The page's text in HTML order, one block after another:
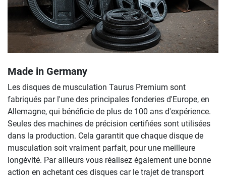
Made in Germany
Les disques de musculation Taurus Premium sont
fabriqués par l'une des principales fonderies d'Europe, en
Allemagne, qui bénéficie de plus de 100 ans d'expérience.
Seules des machines de précision certifiées sont utilisées
dans la production. Cela garantit que chaque disque de
musculation soit vraiment parfait, pour une meilleure
longévité. Par ailleurs vous réalisez également une bonne
action en achetant ces disques car le trajet de transport